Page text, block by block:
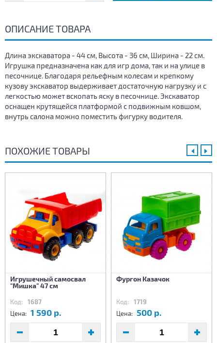
ОПИСАНИЕ ТОВАРА
Длина экскаватора - 44 см, Высота - 36 см, Ширина - 22 см.
Игрушка предназначена как для игр дома, так и на улице в
песочнице. Благодаря рельефным колесам и крепкому
кузову экскаватор выдерживает достаточную нагрузку и с
легкостью может вскопать яску в песочнице. Экскаватор
оснащен крутящейся платформой с подвижным ковшом,
внутрь салона можно поместить фигурку водителя.
ПОХОЖИЕ ТОВАРЫ
Игрушечный самосвал
"Мишка" 47 см
Код: 1687
Цена: 1 590 р.
Фургон Казачок
Код: 1719
Цена: 500 р.